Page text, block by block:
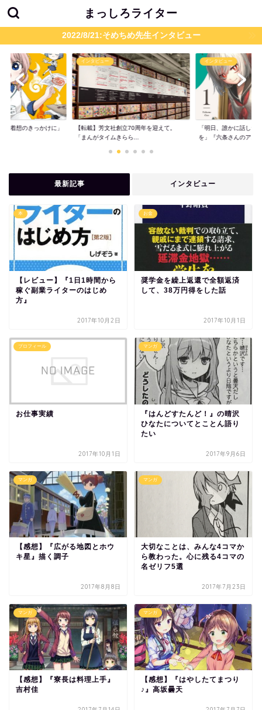
まっしろライター
2022/8/21:そめちめ先生インタビュー
が着想のきっかけに」
インタビュー
【転載】芳文社創立70周年を迎えて。
「まんがタイムきらら...
インタビュー
「明日、誰かに話した
を」『六条さんのア...
最新記事 インタビュー
本
【レビュー】『1日1時間から
稼ぐ副業ライターのはじめ
方』
2017年10月2日
お金
奨学金を繰上返還で全額返済
して、38万円得をした話
2017年10月1日
プロフィール
お仕事実績
2017年10月1日
マンガ
『はんどすたんど！』の晴沢
ひなたについてとことん語り
たい
2017年9月6日
マンガ
【感想】『広がる地図とホウ
キ星』描く調子
2017年8月8日
マンガ
大切なことは、みんな4コマか
ら教わった。心に残る4コマの
名ゼリフ5選
2017年7月23日
マンガ
【感想】『寮長は料理上手』
吉村佳
マンガ
【感想】『はやしたてまつり
♪』高坂曇天